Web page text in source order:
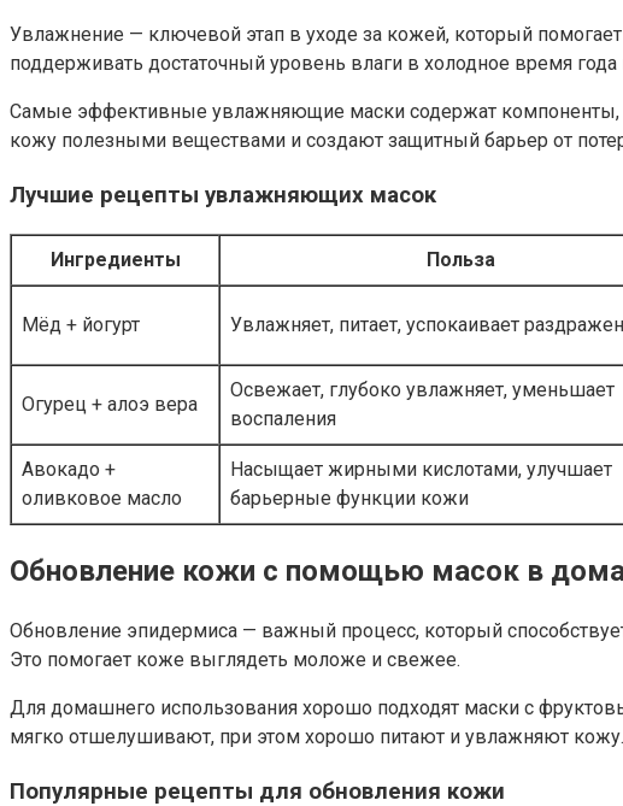
Увлажнение — ключевой этап в уходе за кожей, который
поддерживать достаточный уровень влаги в холодное время года
Самые эффективные увлажняющие маски содержат компоненты,
кожу полезными веществами и создают защитный барьер от
Лучшие рецепты увлажняющих масок
Ингредиенты Польза
Мёд + йогурт Увлажняет, питает, успокаивает
Огурец + алоэ вера
Освежает, глубоко увлажняет, уменьшает
воспаления
Авокадо +
оливковое масло
Насыщает жирными кислотами, улучшает
барьерные функции кожи
Обновление кожи с помощью масок в
Обновление эпидермиса — важный процесс, который
Это помогает коже выглядеть моложе и свежее.
Для домашнего использования хорошо подходят маски с
мягко отшелушивают, при этом хорошо питают и увлажняют кожу.
Популярные рецепты для обновления кожи